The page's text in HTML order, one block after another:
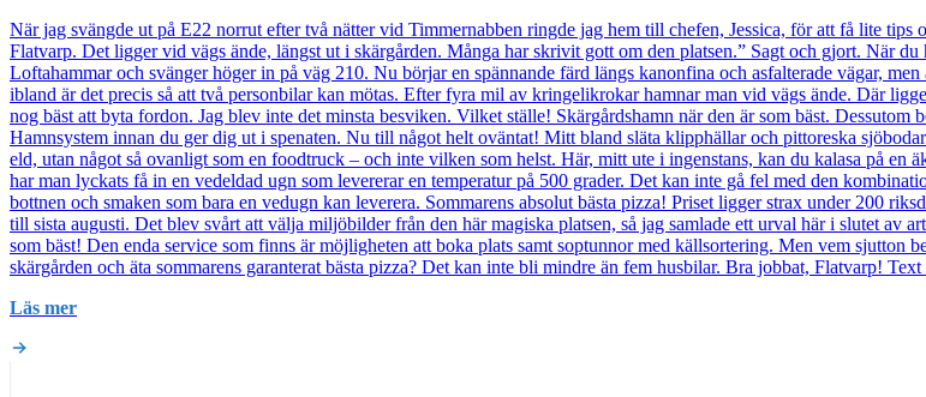
När jag svängde ut på E22 norrut efter två nätter vid Timmernabben ringde jag hem till chefen, Jessica, för att få lite
Flatvarp. Det ligger vid vägs ände, längst ut i skärgården. Många har skrivit gott om den platsen.” Sagt och gjort. När
Loftahammar och svänger höger in på väg 210. Nu börjar en spännande färd längs kanonfina och asfalterade vägar,
ibland är det precis så att två personbilar kan mötas. Efter fyra mil av kringelikrokar hamnar man vid vägs ände. Där
nog bäst att byta fordon. Jag blev inte det minsta besviken. Vilket ställe! Skärgårdshamn när den är som bäst.
Hamnsystem innan du ger dig ut i spenaten. Nu till något helt oväntat! Mitt bland släta klipphällar och pittoreska
eld, utan något så ovanligt som en foodtruck – och inte vilken som helst. Här, mitt ute i ingenstans, kan du kalasa på en
har man lyckats få in en vedeldad ugn som levererar en temperatur på 500 grader. Det kan inte gå fel med den
bottnen och smaken som bara en vedugn kan leverera. Sommarens absolut bästa pizza! Priset ligger strax under 200
till sista augusti. Det blev svårt att välja miljöbilder från den här magiska platsen, så jag samlade ett urval här i slutet av
som bäst! Den enda service som finns är möjligheten att boka plats samt soptunnor med källsortering. Men vem sjutton
skärgården och äta sommarens garanterat bästa pizza? Det kan inte bli mindre än fem husbilar. Bra jobbat, Flatvarp!
Läs mer